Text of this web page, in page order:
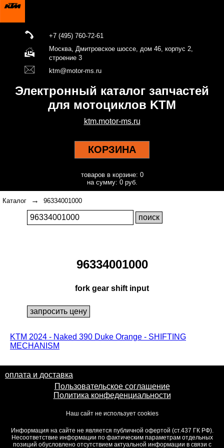
+7 (495) 760-72-61
Москва, Дмитровское шоссе, дом 46, корпус 2,
строение 3
ktm@motor-ms.ru
Электронный каталог запчастей
для мотоциклов KTM
ktm.motor-ms.ru
КОРЗИНА
товаров в корзине: 0
на сумму: 0 руб.
Каталог → 96334001000
96334001000
fork gear shift input
KTM 2024 - Naked 390 Duke Orange - SHIFTING
MECHANISM
оплата и доставка
Пользовательское соглашение
Политика конфеденциальности
Наш сайт не использует cookies
Информация на сайте не является публичной офертой (ст.437 ГК РФ).
Несоответствие информации по фактическим параметрам отдельных
позиций обусловлено отсутствием актуальной информации в связи с